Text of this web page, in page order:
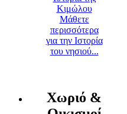
Μάθετε
περισσότερα
για την Ιστορία
του νησιού...
Χωριό &